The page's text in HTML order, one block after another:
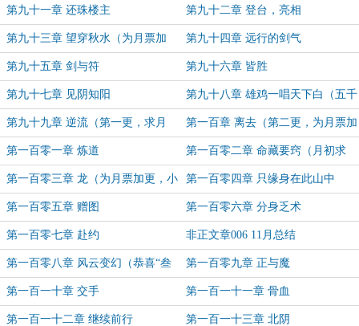
第九十一章 还珠楼主 第九十二章 登台，亮相
第九十三章 望穿秋水（为月票加
更）
第九十四章 远行的剑气
第九十五章 剑与符 第九十六章 皆胜
第九十七章 见阴知阳 第九十八章 雄鸡一唱天下白（五千
字大章，感谢大家的月票支持）
第九十九章 逆流（第一更，求月
票！冲冲冲！）
第一百章 离去（第二更，为月票加
更，感谢书友们支持！）
第一百零一章 炼道 第一百零二章 命藏要窍（月初求
票）
第一百零三章 龙（为月票加更，小
章）
第一百零四章 只缘身在此山中
第一百零五章 赠图 第一百零六章 分身乏术
第一百零七章 赴约 非正文章006 11月总结
第一百零八章 风云变幻（恭喜“叁
生缘猫猫”成为本书盟主，感谢支
持！）
第一百零九章 正与魔
第一百一十章 交手 第一百一十一章 骨血
第一百一十二章 继续前行 第一百一十三章 北阴